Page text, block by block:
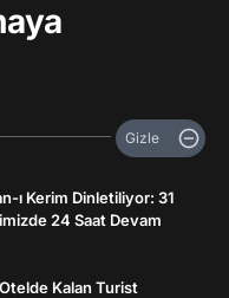
Gizle
ı Kerim Dinletiliyor: 31
24 Saat Devam
Kalan Turist